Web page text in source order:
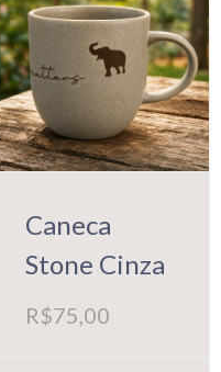
Caneca
Stone Cinza
R$75,00